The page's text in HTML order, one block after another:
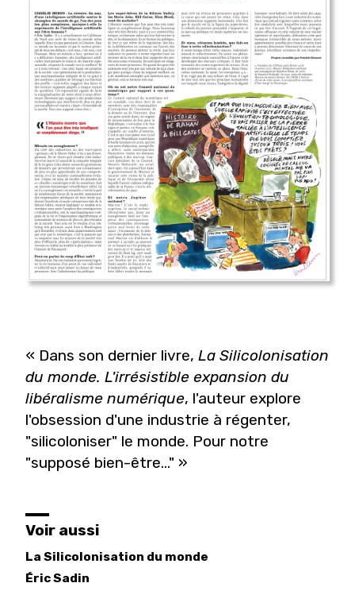
« Dans son dernier livre, La Silicolonisation
du monde. L'irrésistible expansion du
libéralisme numérique, l'auteur explore
l'obsession d'une industrie à régenter,
"silicoloniser" le monde. Pour notre
"supposé bien-être..." »
Voir aussi
La Silicolonisation du monde
ÉricSadin